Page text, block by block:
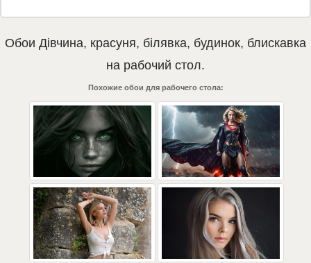
Обои Дівчина, красуня, білявка, будинок, блискавка
на рабочий стол.
Похожие обои для рабочего стола: